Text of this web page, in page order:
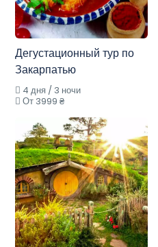
Дегустационный тур по
Закарпатью
4 дня / 3 ночи
От 3999 ₴